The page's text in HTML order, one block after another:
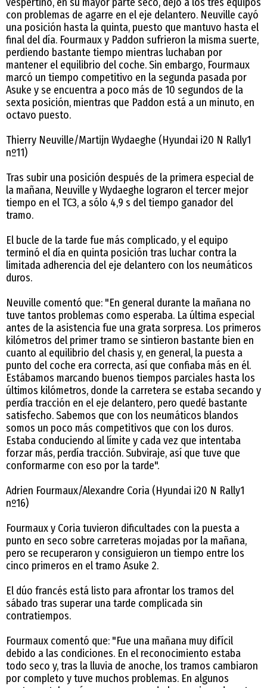
con problemas de agarre en el eje delantero. Neuville cayó
una posición hasta la quinta, puesto que mantuvo hasta el
final del día. Fourmaux y Paddon sufrieron la misma suerte,
perdiendo bastante tiempo mientras luchaban por
mantener el equilibrio del coche. Sin embargo, Fourmaux
marcó un tiempo competitivo en la segunda pasada por
Asuke y se encuentra a poco más de 10 segundos de la
sexta posición, mientras que Paddon está a un minuto, en
octavo puesto.
Thierry Neuville/Martijn Wydaeghe (Hyundai i20 N Rally1
nº11)
Tras subir una posición después de la primera especial de
la mañana, Neuville y Wydaeghe lograron el tercer mejor
tiempo en el TC3, a sólo 4,9 s del tiempo ganador del
tramo.
El bucle de la tarde fue más complicado, y el equipo
terminó el día en quinta posición tras luchar contra la
limitada adherencia del eje delantero con los neumáticos
duros.
Neuville comentó que: "En general durante la mañana no
tuve tantos problemas como esperaba. La última especial
antes de la asistencia fue una grata sorpresa. Los primeros
kilómetros del primer tramo se sintieron bastante bien en
cuanto al equilibrio del chasis y, en general, la puesta a
punto del coche era correcta, así que confiaba más en él.
Estábamos marcando buenos tiempos parciales hasta los
últimos kilómetros, donde la carretera se estaba secando y
perdía tracción en el eje delantero, pero quedé bastante
satisfecho. Sabemos que con los neumáticos blandos
somos un poco más competitivos que con los duros.
Estaba conduciendo al límite y cada vez que intentaba
forzar más, perdía tracción. Subviraje, así que tuve que
conformarme con eso por la tarde".
Adrien Fourmaux/Alexandre Coria (Hyundai i20 N Rally1
nº16)
Fourmaux y Coria tuvieron dificultades con la puesta a
punto en seco sobre carreteras mojadas por la mañana,
pero se recuperaron y consiguieron un tiempo entre los
cinco primeros en el tramo Asuke 2.
El dúo francés está listo para afrontar los tramos del
sábado tras superar una tarde complicada sin
contratiempos.
Fourmaux comentó que: "Fue una mañana muy difícil
debido a las condiciones. En el reconocimiento estaba
todo seco y, tras la lluvia de anoche, los tramos cambiaron
por completo y tuve muchos problemas. En algunos